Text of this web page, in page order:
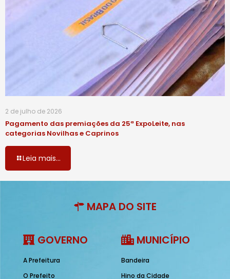
2 de julho de 2026
Pagamento das premiações da 25ª ExpoLeite, nas
categorias Novilhas e Caprinos
Leia mais...
MAPA DO SITE
GOVERNO
A Prefeitura
O Prefeito
MUNICÍPIO
Bandeira
Hino da Cidade